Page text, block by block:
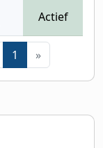
Actief
1 »